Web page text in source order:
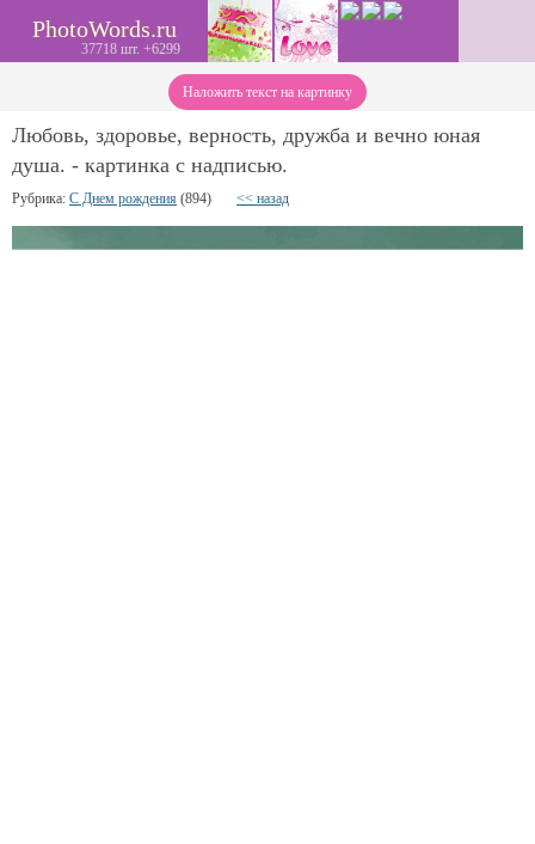
PhotoWords.ru
37718 шт. +6299
Наложить текст на картинку
Любовь, здоровье, верность, дружба и вечно юная
душа. - картинка с надписью.
Рубрика: С Днем рождения (894) << назад